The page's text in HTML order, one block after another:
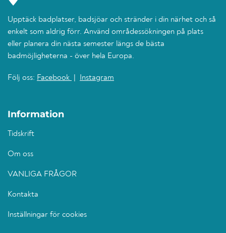
Upptäck badplatser, badsjöar och stränder i din närhet och så
enkelt som aldrig förr. Använd områdessökningen på plats
eller planera din nästa semester längs de bästa
badmöjligheterna - över hela Europa.
Följ oss: Facebook Instagram
Information
Tidskrift
Om oss
VANLIGA FRÅGOR
Kontakta
Inställningar för cookies